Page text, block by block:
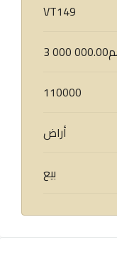
VT149
110000
أراض
بيع